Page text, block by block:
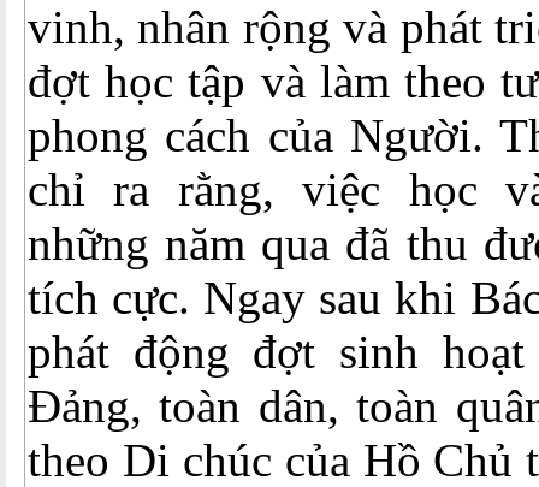
vinh, nhân rộng và phát
đợt học tập và làm theo
phong cách của Người.
chỉ ra rằng, việc học
những năm qua đã thu
tích cực. Ngay sau khi
phát động đợt sinh
Đảng, toàn dân, toàn
theo Di chúc của Hồ Chủ